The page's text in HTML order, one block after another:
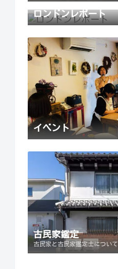
ロンドンレポート
イベント
古民家鑑定
古民家と古民家鑑定士について